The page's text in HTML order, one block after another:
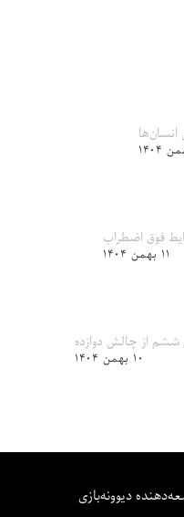
فوق اضطراب
۱۱ بهمن ۱۴۰۴
از چالش دوازده
۱۰ بهمن ۱۴۰۴
دیوونه‌بازی